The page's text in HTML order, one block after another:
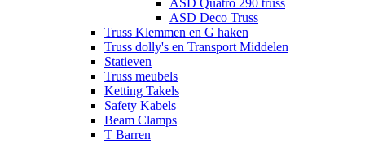
ASD Quatro 290 truss
ASD Deco Truss
Truss Klemmen en G haken
Truss dolly's en Transport Middelen
Statieven
Truss meubels
Ketting Takels
Safety Kabels
Beam Clamps
T Barren